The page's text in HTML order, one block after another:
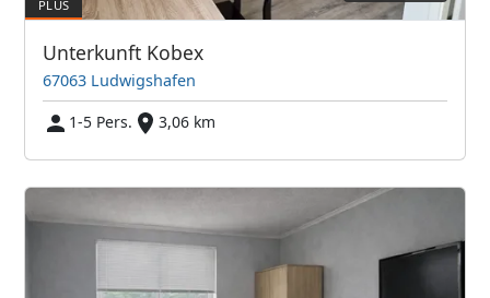
Unterkunft Kobex
67063 Ludwigshafen
1-5 Pers.
3,06 km